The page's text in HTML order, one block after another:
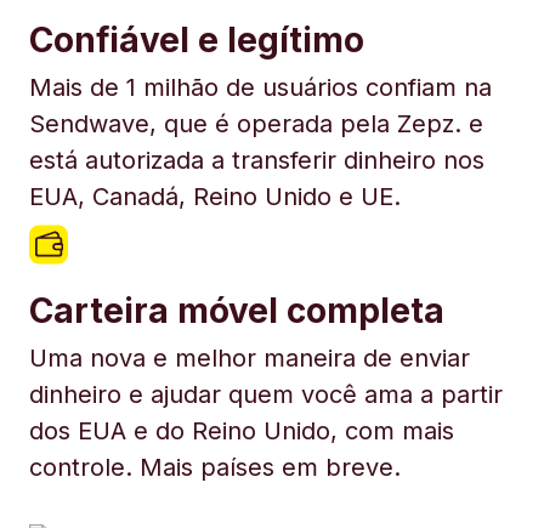
Confiável e legítimo
Mais de 1 milhão de usuários confiam na
Sendwave, que é operada pela Zepz. e
está autorizada a transferir dinheiro nos
EUA, Canadá, Reino Unido e UE.
Carteira móvel completa
Uma nova e melhor maneira de enviar
dinheiro e ajudar quem você ama a partir
dos EUA e do Reino Unido, com mais
controle. Mais países em breve.